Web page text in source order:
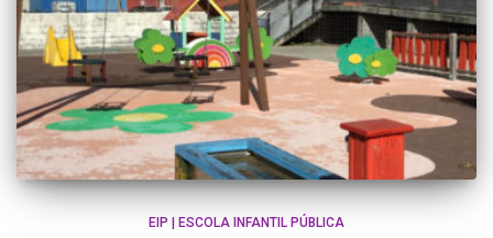
EIP | ESCOLA INFANTIL PÚBLICA